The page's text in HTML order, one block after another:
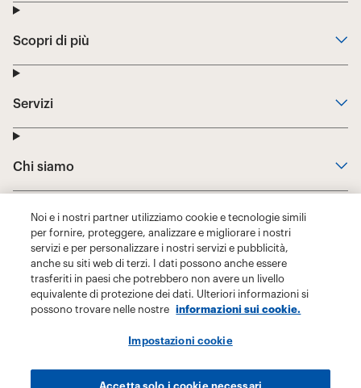
Noi e i nostri partner utilizziamo cookie e tecnologie simili
per fornire, proteggere, analizzare e migliorare i nostri
servizi e per personalizzare i nostri servizi e pubblicità,
anche su siti web di terzi. I dati possono anche essere
trasferiti in paesi che potrebbero non avere un livello
equivalente di protezione dei dati. Ulteriori informazioni si
possono trovare nelle nostre
informazioni sui cookie.
Impostazioni cookie